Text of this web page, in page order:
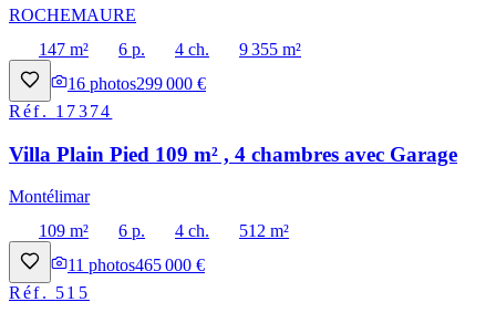
ROCHEMAURE
147 m²
6 p. 4 ch.
9 355 m²
16 photos299 000 €
Réf. 17374
Villa Plain Pied 109 m² , 4 chambres avec Garage
Montélimar
109 m²
6 p. 4 ch.
512 m²
11 photos465 000 €
Réf. 515